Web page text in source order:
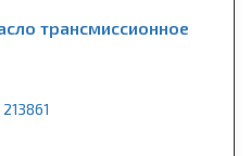
трансмиссионное